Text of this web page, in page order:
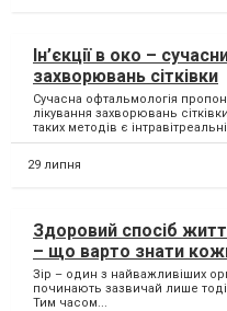
Ін’єкції в око –
захворювань сітківки
Сучасна офтальмологія
лікування захворювань
таких методів є інтравітреальні
29 липня
Здоровий спосіб
– що варто знати
Зір – один з найважливіших
починають зазвичай лише
Тим часом...